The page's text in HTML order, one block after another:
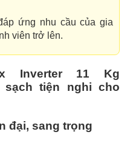
ứng nhu cầu của gia
viên trở lên.
Inverter 11 Kg
sạch tiện nghi cho
đại, sang trọng